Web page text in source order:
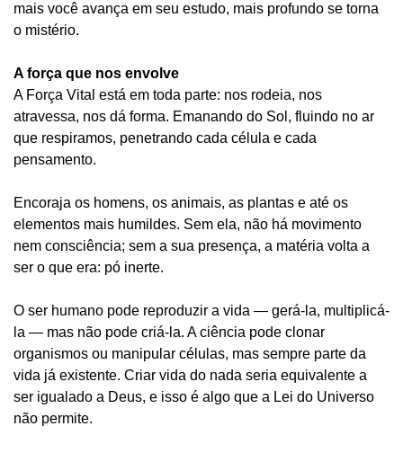
mais você avança em seu estudo, mais profundo se torna
o mistério.
A força que nos envolve
A Força Vital está em toda parte: nos rodeia, nos
atravessa, nos dá forma. Emanando do Sol, fluindo no ar
que respiramos, penetrando cada célula e cada
pensamento.
Encoraja os homens, os animais, as plantas e até os
elementos mais humildes. Sem ela, não há movimento
nem consciência; sem a sua presença, a matéria volta a
ser o que era: pó inerte.
O ser humano pode reproduzir a vida — gerá-la, multiplicá-
la — mas não pode criá-la. A ciência pode clonar
organismos ou manipular células, mas sempre parte da
vida já existente. Criar vida do nada seria equivalente a
ser igualado a Deus, e isso é algo que a Lei do Universo
não permite.